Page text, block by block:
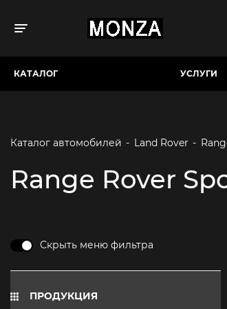
Toggle navigation
КАТАЛОГ УСЛУГИ
Каталог автомобилей - Land Rover -
Range Rover
Скрыть меню фильтра
ПРОДУКЦИЯ